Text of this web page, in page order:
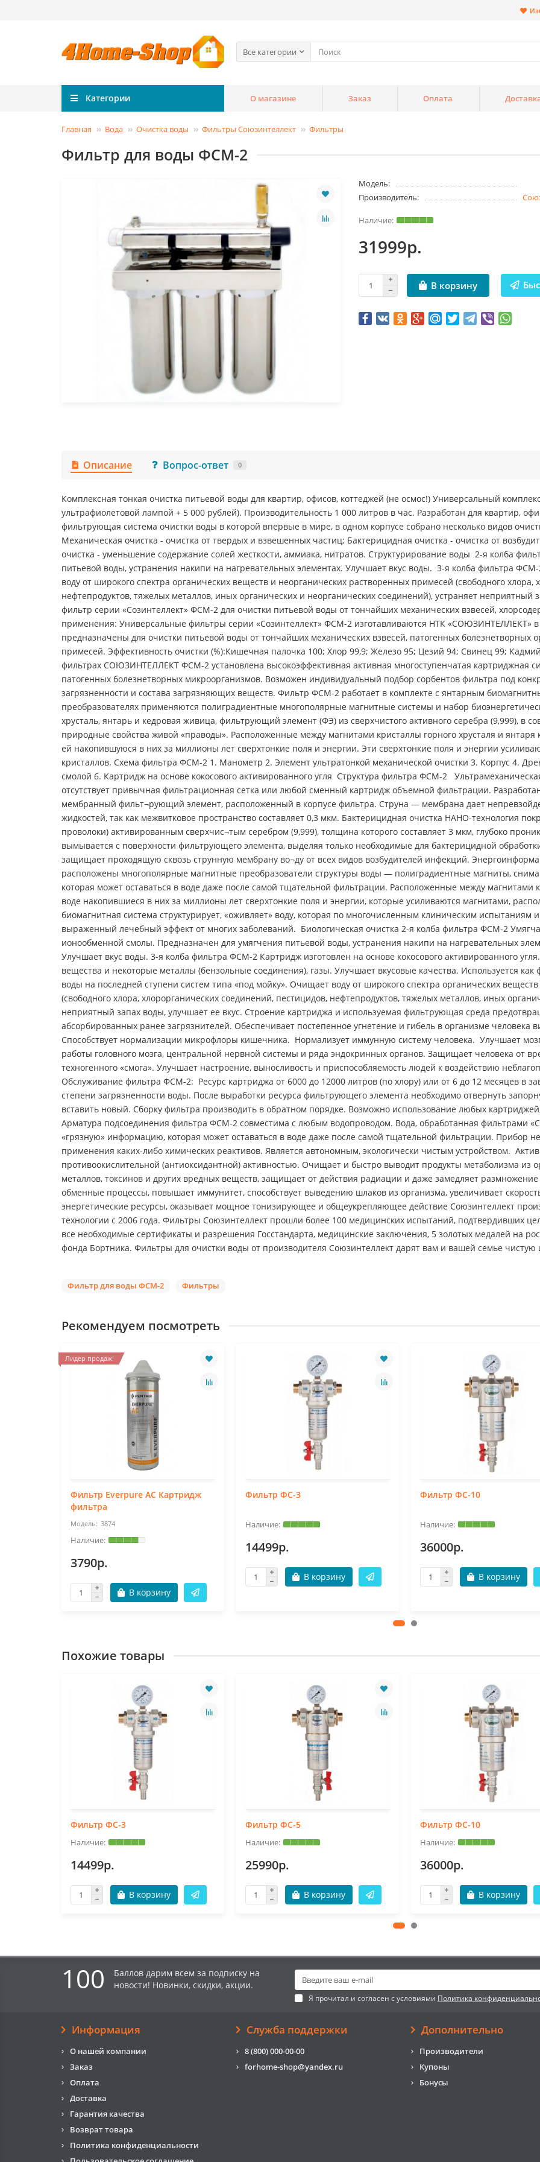
Все категории
Категории О магазине Заказ Оплата
Главная Вода Очистка воды Фильтры Союзинтеллект Фильтры
Фильтр для воды ФСМ-2
Модель:
Производитель:
31999р.
В корзину
Описание Вопрос-ответ 0
Комплексная тонкая очистка питьевой воды для квартир, офисов, коттеджей (не осмос!) Универсальный
ультрафиолетовой лампой + 5 000 рублей). Производительность 1 000 литров в час. Разработан для квартир,
фильтрующая система очистки воды в которой впервые в мире, в одном корпусе собрано несколько видов
Механическая очистка - очистка от твердых и взвешенных частиц; Бактерицидная очистка - очистка от
очистка - уменьшение содержание солей жесткости, аммиака, нитратов. Структурирование воды 2-я колба
питьевой воды, устранения накипи на нагревательных элементах. Улучшает вкус воды. 3-я колба фильтра
воду от широкого спектра органических веществ и неорганических растворенных примесей (свободного хлора,
нефтепродуктов, тяжелых металлов, иных органических и неорганических соединений), устраняет
фильтр серии «Созинтеллект» ФСМ-2 для очистки питьевой воды от тончайших механических взвесей,
применения: Универсальные фильтры серии «Созинтеллект» ФСМ-2 изготавливаются НТК «СОЮЗИНТЕЛЛЕКТ» в
предназначены для очистки питьевой воды от тончайших механических взвесей, патогенных болезнетворных
примесей. Эффективность очистки (%):Кишечная палочка 100; Хлор 99,9; Железо 95; Цезий 94; Свинец 99;
фильтрах СОЮЗИНТЕЛЛЕКТ ФСМ-2 установлена высокоэффективная активная многоступенчатая картриджная
патогенных болезнетворных микроорганизмов. Возможен индивидуальный подбор сорбентов фильтра под
загрязненности и состава загрязняющих веществ. Фильтр ФСМ-2 работает в комплекте с янтарным
преобразователях применяются полиградиентные многополярные магнитные системы и набор
хрусталь, янтарь и кедровая живица, фильтрующий элемент (ФЭ) из сверхчистого активного серебра (9,999), в
природные свойства живой «праводы». Расположенные между магнитами кристаллы горного хрусталя и янтаря
ей накопившуюся в них за миллионы лет сверхтонкие поля и энергии. Эти сверхтонкие поля и энергии
кристаллов. Схема фильтра ФСМ-2 1. Манометр 2. Элемент ультратонкой механической очистки 3. Корпус 4.
смолой 6. Картридж на основе кокосового активированного угля Структура фильтра ФСМ-2
отсутствует привычная фильтрационная сетка или любой сменный картридж объемной фильтрации.
мембранный фильт¬рующий элемент, расположенный в корпусе фильтра. Струна — мембрана дает
жидкостей, так как межвитковое пространство составляет 0,3 мкм. Бактерицидная очистка НАНО-технология
проволоки) активированным сверхчис¬тым серебром (9,999), толщина которого составляет 3 мкм, глубоко
вымывается с поверхности фильтрующего элемента, выделяя только необходимые для бактерицидной
защищает проходящую сквозь струнную мембрану во¬ду от всех видов возбудителей инфекций.
расположены многополярные магнитные преобразователи структуры воды — полиградиентные магниты,
которая может оставаться в воде даже после самой тщательной фильтрации. Расположенные между магнитами
воде накопившиеся в них за миллионы лет сверхтонкие поля и энергии, которые усиливаются магнитами,
биомагнитная система структурирует, «оживляет» воду, которая по многочисленным клиническим испытаниям
выраженный лечебный эффект от многих заболеваний. Биологическая очистка 2-я колба фильтра ФСМ-2
ионообменной смолы. Предназначен для умягчения питьевой воды, устранения накипи на нагревательных
Улучшает вкус воды. 3-я колба фильтра ФСМ-2 Картридж изготовлен на основе кокосового активированного
вещества и некоторые металлы (бензольные соединения), газы. Улучшает вкусовые качества. Используется
воды на последней ступени систем типа «под мойку». Очищает воду от широкого спектра органических
(свободного хлора, хлорорганических соединений, пестицидов, нефтепродуктов, тяжелых металлов, иных
неприятный запах воды, улучшает ее вкус. Строение картриджа и используемая фильтрующая среда
абсорбированных ранее загрязнителей. Обеспечивает постепенное угнетение и гибель в организме человека
Способствует нормализации микрофлоры кишечника. Нормализует иммунную систему человека. Улучшает
работы головного мозга, центральной нервной системы и ряда эндокринных органов. Защищает человека от
техногенного «смога». Улучшает настроение, выносливость и приспособляемость людей к воздействию
Обслуживание фильтра ФСМ-2: Ресурс картриджа от 6000 до 12000 литров (по хлору) или от 6 до 12 месяцев в
степени загрязненности воды. После выработки ресурса фильтрующего элемента необходимо отвернуть
вставить новый. Сборку фильтра производить в обратном порядке. Возможно использование любых
Арматура подсоединения фильтра ФСМ-2 совместима с любым водопроводом. Вода, обработанная фильтрами
«грязную» информацию, которая может оставаться в воде даже после самой тщательной фильтрации. Прибор
применения каких-либо химических реактивов. Является автономным, экологически чистым устройством.
противоокислительной (антиоксидантной) активностью. Очищает и быстро выводит продукты метаболизма из
металлов, токсинов и других вредных веществ, защищает от действия радиации и даже замедляет
обменные процессы, повышает иммунитет, способствует выведению шлаков из организма, увеличивает
энергетические ресурсы, оказывает мощное тонизирующее и общеукрепляющее действие Союзинтеллект
технологии с 2006 года. Фильтры Союзинтеллект прошли более 100 медицинских испытаний, подтвердивших
все необходимые сертификаты и разрешения Госстандарта, медицинские заключения, 5 золотых медалей на
фонда Бортника. Фильтры для очистки воды от производителя Союзинтеллект дарят вам и вашей семье чистую
Фильтр для воды ФСМ-2 Фильтры
Рекомендуем посмотреть
Лидер продаж!
Фильтр Everpure AC Картридж
фильтра
3874
3790р.
В корзину
Фильтр ФС-3
14499р.
В корзину
Фильтр ФС-10
36000р.
В корзину
Похожие товары
Фильтр ФС-3
14499р.
В корзину
Фильтр ФС-5
25990р.
В корзину
Фильтр ФС-10
36000р.
В корзину
100
Баллов дарим всем за подписку на
новости! Новинки, скидки, акции.
Я прочитал и согласен с условиями Политика
Информация
О нашей компании
Заказ
Оплата
Доставка
Гарантия качества
Возврат товара
Политика конфиденциальности
Служба поддержки
8 (800) 000-00-00
forhome-shop@yandex.ru
Дополнительно
Производители
Купоны
Бонусы